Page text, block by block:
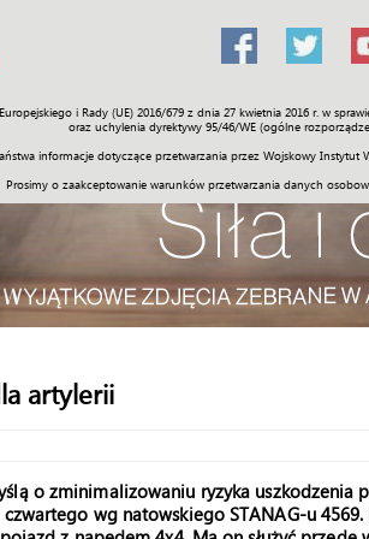
i Rady (UE) 2016/679 z dnia 27 kwietnia 2016 r. w
oraz uchylenia dyrektywy 95/46/WE (ogólne
informacje dotyczące przetwarzania przez Wojskowy
Prosimy o zaakceptowanie warunków przetwarzania danych
Prawo Świat Społeczność Sport
artylerii
o zminimalizowaniu ryzyka uszkodzenia
wg natowskiego STANAG-u 4569.